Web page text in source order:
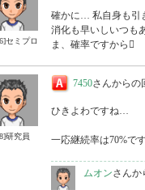
セミプロ
確かに… 私自身も引
消化も早いしいつも
ま、確率ですから
研究員
7450さんからの
ひきよわですね…
一応継続率は70%で
ムオンさんか